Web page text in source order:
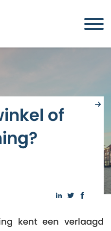
of
kent een verlaagd